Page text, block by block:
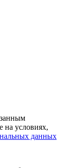
на условиях,
данных